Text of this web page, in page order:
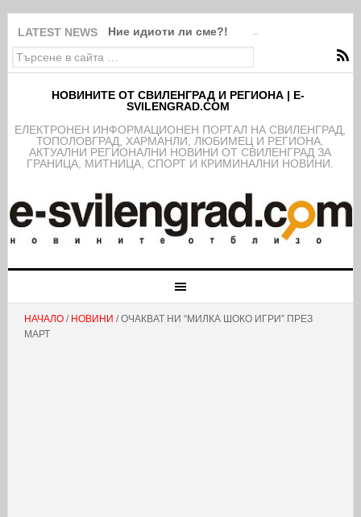
LATEST NEWS Ние идиоти ли сме?!
НОВИНИТЕ ОТ СВИЛЕНГРАД И РЕГИОНА | E-
SVILENGRAD.COM
EЛЕКТРОНЕН ИНФОРМАЦИОНЕН ПОРТАЛ НА СВИЛЕНГРАД,
ТОПОЛОВГРАД, ХАРМАНЛИ, ЛЮБИМЕЦ И РЕГИОНА.
АКТУАЛНИ РЕГИОНАЛНИ НОВИНИ ОТ СВИЛЕНГРАД ЗА
ГРАНИЦА, МИТНИЦА, СПОРТ И КРИМИНАЛНИ НОВИНИ.
НАЧАЛО/ НОВИНИ / ОЧАКВАТ НИ “МИЛКА ШОКО ИГРИ” ПРЕЗ
МАРТ